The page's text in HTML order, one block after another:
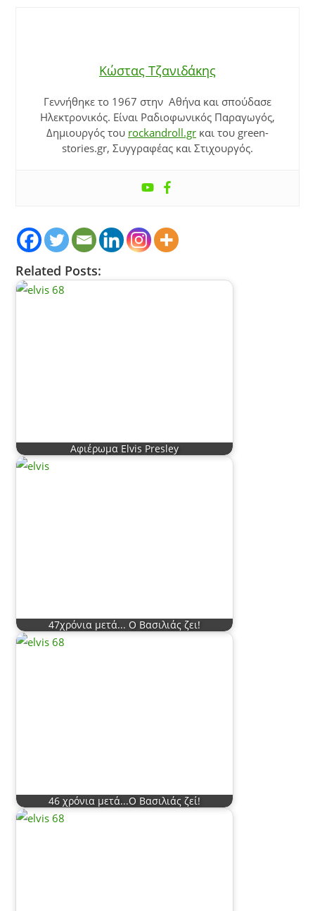
Κώστας Τζανιδάκης
Γεννήθηκε το 1967 στην Αθήνα και σπούδασε
Ηλεκτρονικός. Είναι Ραδιοφωνικός Παραγωγός,
Δημιουργός του rockandroll.gr και του green-
stories.gr, Συγγραφέας και Στιχουργός.
Related Posts:
Αφιέρωμα Elvis Presley
47χρόνια μετά... Ο Βασιλιάς ζει!
46 χρόνια μετά...Ο Βασιλιάς ζεί!